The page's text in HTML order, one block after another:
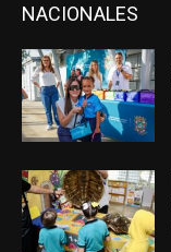
NACIONALES